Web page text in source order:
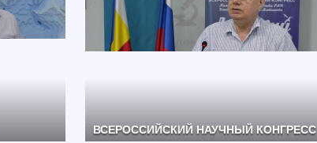
ВСЕРОССИЙСКИЙ НАУЧНЫЙ КОНГРЕСС